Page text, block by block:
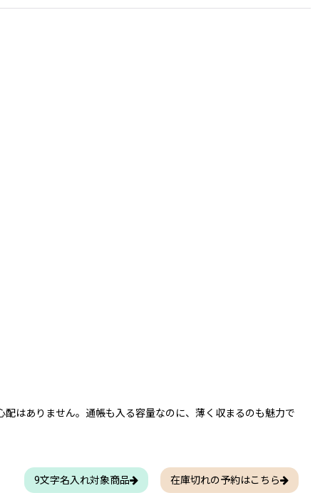
はありません。通帳も入る容量なのに、薄く収まるのも魅力で
9文字名入れ対象商品 在庫切れの予約はこちら